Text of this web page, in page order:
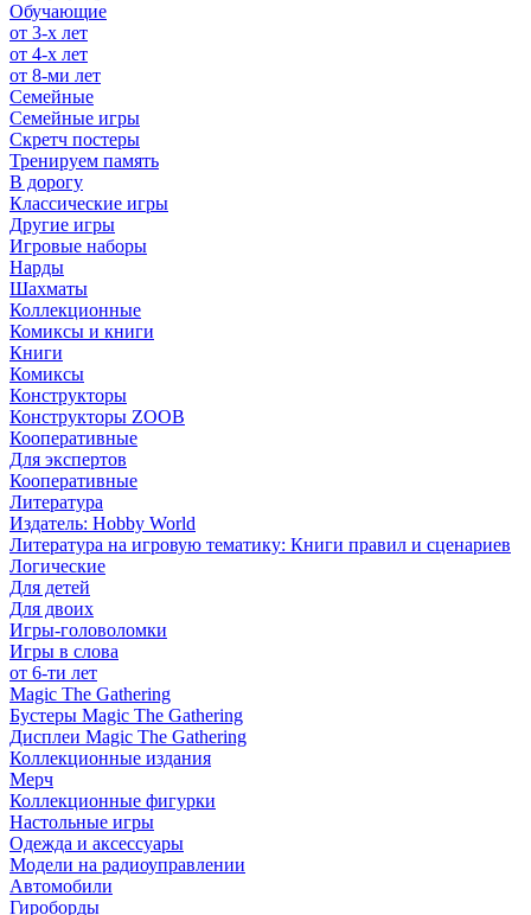
Обучающие
от 3-х лет
от 4-х лет
от 8-ми лет
Семейные
Семейные игры
Скретч постеры
Тренируем память
В дорогу
Классические игры
Другие игры
Игровые наборы
Нарды
Шахматы
Коллекционные
Комиксы и книги
Книги
Комиксы
Конструкторы
Конструкторы ZOOB
Кооперативные
Для экспертов
Кооперативные
Литература
Издатель: Hobby World
Литература на игровую тематику: Книги правил и сценариев
Логические
Для детей
Для двоих
Игры-головоломки
Игры в слова
от 6-ти лет
Magic The Gathering
Бустеры Magic The Gathering
Дисплеи Magic The Gathering
Коллекционные издания
Мерч
Коллекционные фигурки
Настольные игры
Одежда и аксессуары
Модели на радиоуправлении
Автомобили
Гироборды